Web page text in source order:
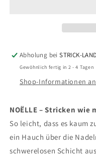
Abholung beiSTRICK-
Gewöhnlich fertig in 2 - 4 Tagen
Shop-Informationen
NOËLLE – Stricken wie
So leicht, dass es kaum
ein Hauch über die
schwerelosen Schicht